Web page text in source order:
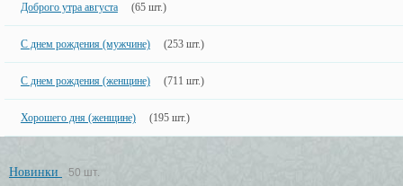
Доброго утра августа (65 шт.)
С днем рождения (мужчине) (253 шт.)
С днем рождения (женщине) (711 шт.)
Хорошего дня (женщине) (195 шт.)
Новинки
50 шт.